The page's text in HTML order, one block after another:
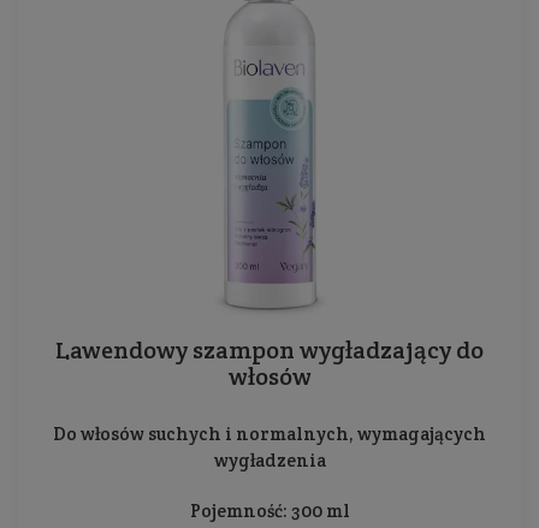
Lawendowy szampon wygładzający do
włosów
Do włosów suchych i normalnych, wymagających
wygładzenia
Pojemność: 300 ml